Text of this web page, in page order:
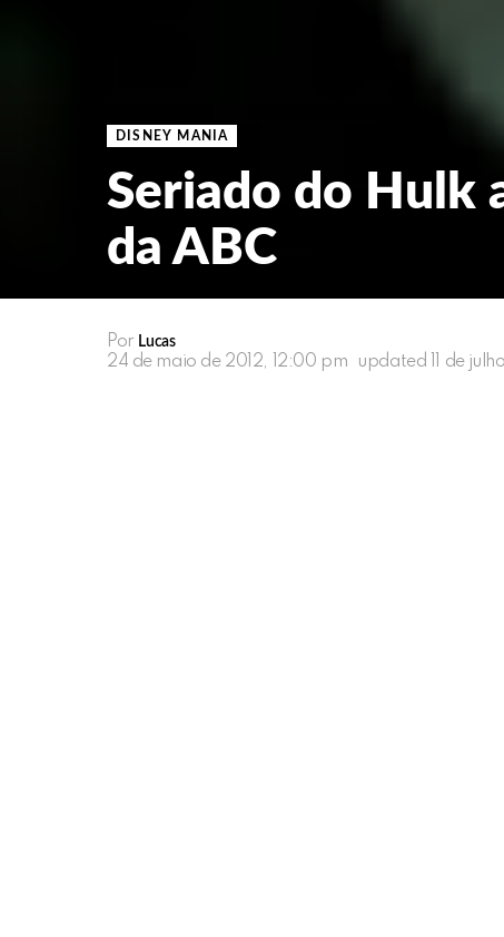
DISNEY MANIA
Seriado do Hulk
da ABC
Por Lucas
24 de maio de 2012, 12:00 pm updated 11 de